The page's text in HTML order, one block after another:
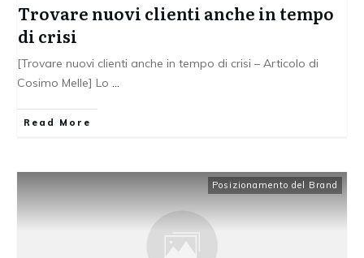
Trovare nuovi clienti anche in tempo
di crisi
[Trovare nuovi clienti anche in tempo di crisi – Articolo di
Cosimo Melle] Lo ...
Read More
Posizionamento del Brand